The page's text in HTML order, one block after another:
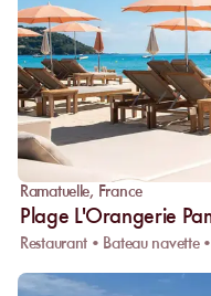
Ramatuelle, France
Plage L'Orangerie
Restaurant • Bateau navette